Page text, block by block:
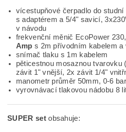
vícestupňové čerpadlo do
s adaptérem a 5/4" savicí,
v návodu
frekvenční měnič EcoPower
Amp s 2m přívodním kabelem
snímač tlaku s 1m kabelem
pěticestnou mosaznou tvarovku
závit 1" vnější, 2x závit 1/4"
manometr průměr 50mm, 0-6 bar
vyrovnávací tlakovou nádobu 8
SUPER setobsahuje: